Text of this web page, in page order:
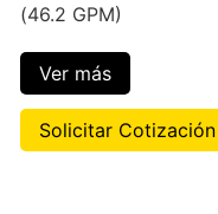
(46.2 GPM)
Ver más
Solicitar Cotización